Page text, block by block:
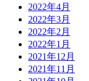
2022年4月
2022年3月
2022年2月
2022年1月
2021年12月
2021年11月